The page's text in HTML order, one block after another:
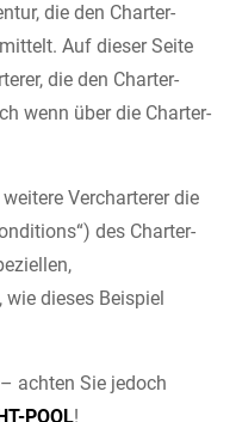
die den Charter-
Auf dieser Seite
die den Charter-
wenn über die Charter-
Vercharterer die
des Charter-
dieses Beispiel
achten Sie jedoch
POOL!